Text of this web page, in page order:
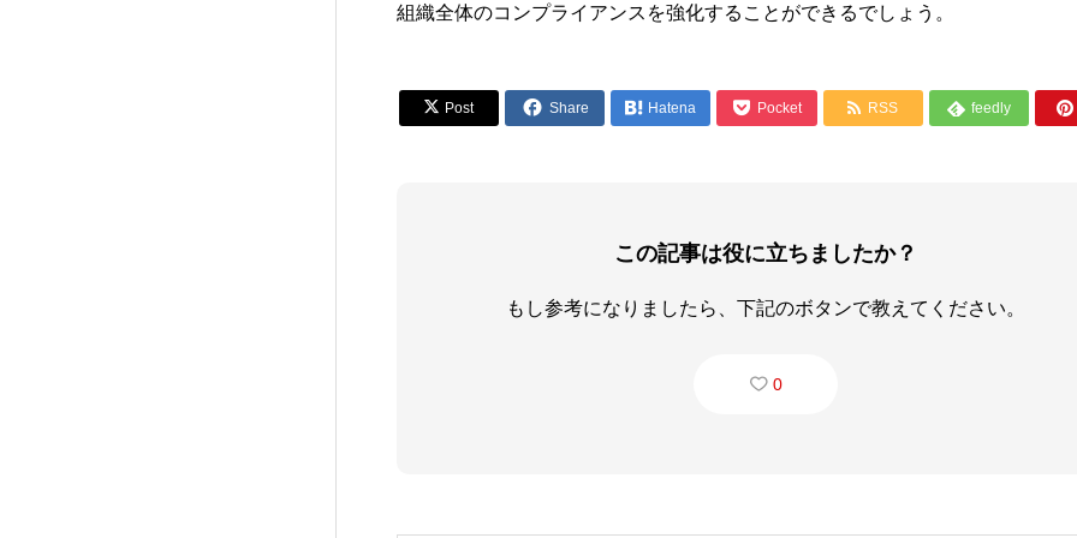
組織全体のコンプライアンスを強化することができるでしょう。
 Post  Share  Hatena  Pocket  RSS  feedly 
この記事は役に立ちましたか？
もし参考になりましたら、下記のボタンで教えてください。
0